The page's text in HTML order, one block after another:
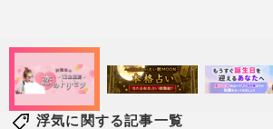
浮気に関する記事一覧